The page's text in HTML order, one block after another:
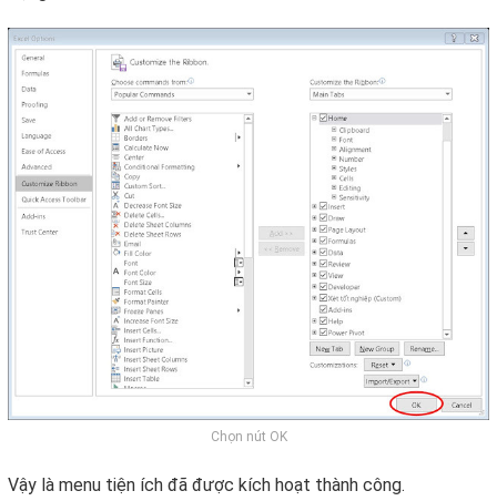
Chọn nút OK
Vậy là menu tiện ích đã được kích hoạt thành công.